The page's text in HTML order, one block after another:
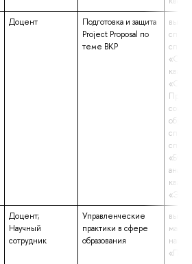
Доцент
Подготовка и защита
Project Proposal по
теме ВКР
Доцент;
Научный
сотрудник
Управленческие
практики в сфере
образования